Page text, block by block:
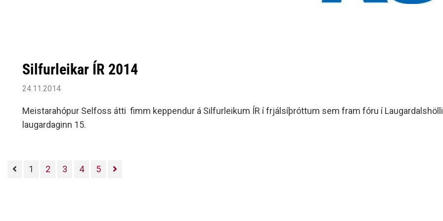
Silfurleikar ÍR 2014
24.11.2014
Meistarahópur Selfoss átti fimm keppendur á Silfurleikum ÍR í frjálsíþróttum sem fram fóru í
laugardaginn 15.
1 2 3 4 5